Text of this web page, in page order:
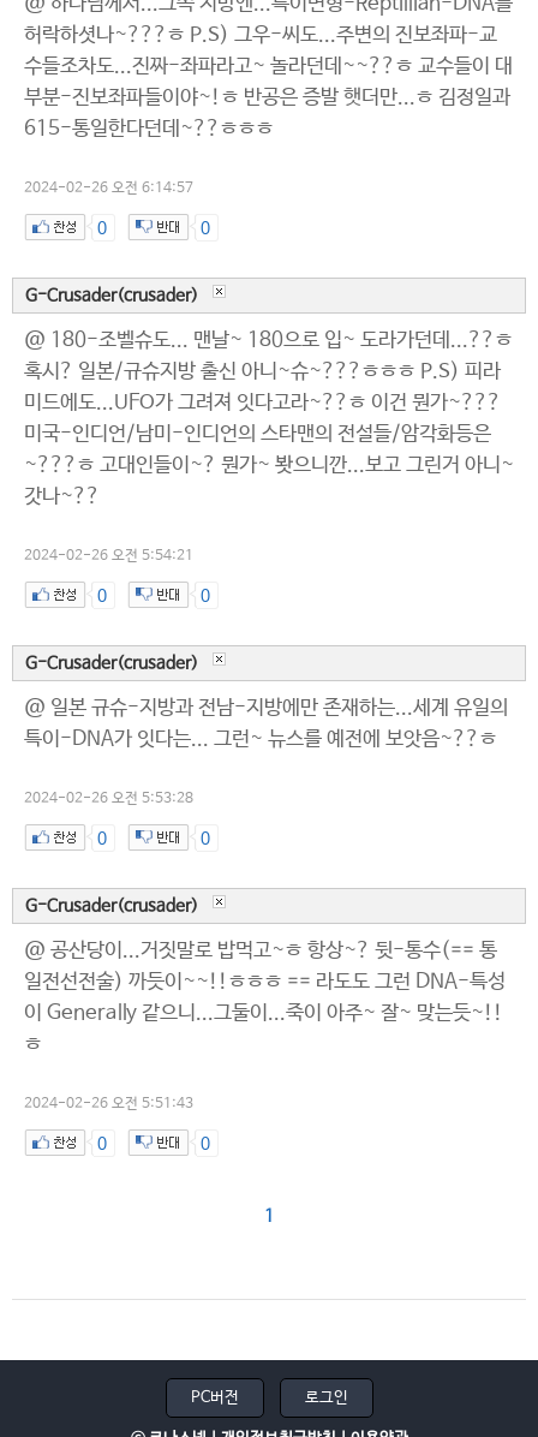
허락하셧나~???ㅎ P.S) 그우-씨도...주변의 진보좌파-교
수들조차도...진짜-좌파라고~ 놀라던데~~??ㅎ 교수들이 대
부분-진보좌파들이야~!ㅎ 반공은 증발 햇더만...ㅎ 김정일과
615-통일한다던데~??ㅎㅎㅎ
2024-02-26 오전 6:14:57
0 0
G-Crusader(crusader)
@ 180-조벨슈도... 맨날~ 180으로 입~ 도라가던데...??ㅎ
혹시? 일본/규슈지방 출신 아니~슈~???ㅎㅎㅎ P.S) 피라
미드에도...UFO가 그려져 잇다고라~??ㅎ 이건 뭔가~???
미국-인디언/남미-인디언의 스타맨의 전설들/암각화등은
~???ㅎ 고대인들이~? 뭔가~ 봣으니깐...보고 그린거 아니~
갓나~??
2024-02-26 오전 5:54:21
0 0
G-Crusader(crusader)
@ 일본 규슈-지방과 전남-지방에만 존재하는...세계 유일의
특이-DNA가 잇다는... 그런~ 뉴스를 예전에 보앗음~??ㅎ
2024-02-26 오전 5:53:28
0 0
G-Crusader(crusader)
@ 공산당이...거짓말로 밥먹고~ㅎ 항상~? 뒷-통수(== 통
일전선전술) 까듯이~~!!ㅎㅎㅎ == 라도도 그런 DNA-특성
이 Generally 같으니...그둘이...죽이 아주~ 잘~ 맞는듯~!!
ㅎ
2024-02-26 오전 5:51:43
0 0
1
PC버전 로그인